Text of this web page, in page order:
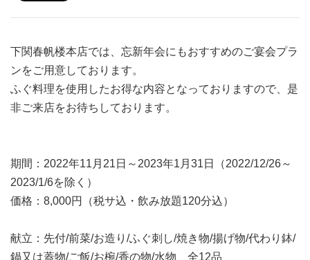
下関春帆楼本店では、忘新年会にもおすすめのご宴会プラ
ンをご用意しております。
ふぐ料理を使用したお得な内容となっておりますので、是
非ご来店をお待ちしております。
期間：2022年11月21日～2023年1月31日（2022/12/26～
2023/1/6を除く）
価格：8,000円（税サ込・飲み放題120分込）
献立：先付/前菜/お造り/ふぐ刺し/焼き物/揚げ物/代わり鉢/
鍋又は蓋物/ご飯/お椀/香の物/水物 全12品